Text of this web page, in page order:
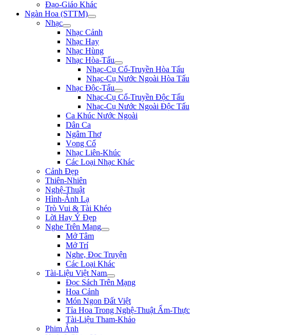
Đạo-Giáo Khác
Ngàn Hoa (STTM)
Nhạc
Nhạc Cảnh
Nhạc Hay
Nhạc Hùng
Nhạc Hòa-Tấu
Nhạc-Cụ Cổ-Truyền Hòa Tấu
Nhạc-Cụ Nước Ngoài Hòa Tấu
Nhạc Độc-Tấu
Nhạc-Cụ Cổ-Truyền Độc Tấu
Nhạc-Cụ Nước Ngoài Độc Tấu
Ca Khúc Nước Ngoài
Dân Ca
Ngâm Thơ
Vọng Cổ
Nhạc Liên-Khúc
Các Loại Nhạc Khác
Cảnh Đẹp
Thiên-Nhiên
Nghệ-Thuật
Hình-Ảnh Lạ
Trò Vui & Tài Khéo
Lời Hay Ý Đẹp
Nghe Trên Mạng
Mở Tâm
Mở Trí
Nghe, Đọc Truyện
Các Loại Khác
Tài-Liệu Việt Nam
Đọc Sách Trên Mạng
Hoa Cảnh
Món Ngon Đất Việt
Tỉa Hoa Trong Nghệ-Thuật Ẩm-Thực
Tài-Liệu Tham-Khảo
Phim Ảnh